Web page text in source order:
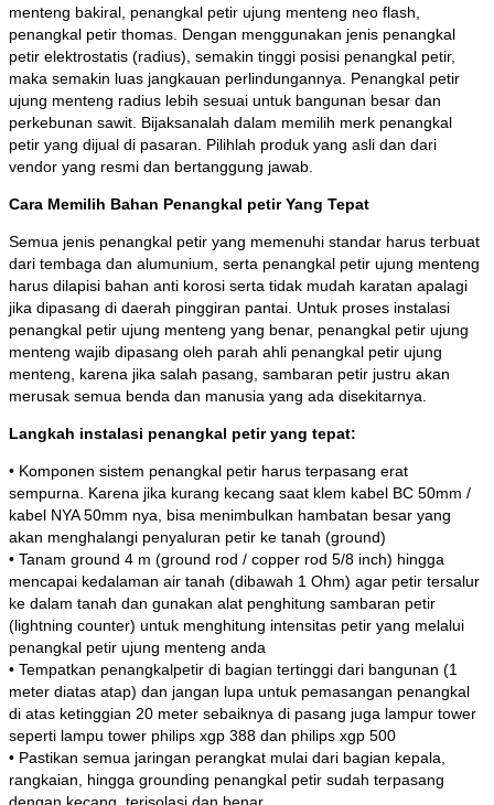
menteng bakiral, penangkal petir ujung menteng neo flash,
penangkal petir thomas. Dengan menggunakan jenis penangkal
petir elektrostatis (radius), semakin tinggi posisi penangkal petir,
maka semakin luas jangkauan perlindungannya. Penangkal petir
ujung menteng radius lebih sesuai untuk bangunan besar dan
perkebunan sawit. Bijaksanalah dalam memilih merk penangkal
petir yang dijual di pasaran. Pilihlah produk yang asli dan dari
vendor yang resmi dan bertanggung jawab.
Cara Memilih Bahan Penangkal petir Yang Tepat
Semua jenis penangkal petir yang memenuhi standar harus terbuat
dari tembaga dan alumunium, serta penangkal petir ujung menteng
harus dilapisi bahan anti korosi serta tidak mudah karatan apalagi
jika dipasang di daerah pinggiran pantai. Untuk proses instalasi
penangkal petir ujung menteng yang benar, penangkal petir ujung
menteng wajib dipasang oleh parah ahli penangkal petir ujung
menteng, karena jika salah pasang, sambaran petir justru akan
merusak semua benda dan manusia yang ada disekitarnya.
Langkah instalasi penangkal petir yang tepat:
• Komponen sistem penangkal petir harus terpasang erat
sempurna. Karena jika kurang kecang saat klem kabel BC 50mm /
kabel NYA 50mm nya, bisa menimbulkan hambatan besar yang
akan menghalangi penyaluran petir ke tanah (ground)
• Tanam ground 4 m (ground rod / copper rod 5/8 inch) hingga
mencapai kedalaman air tanah (dibawah 1 Ohm) agar petir tersalur
ke dalam tanah dan gunakan alat penghitung sambaran petir
(lightning counter) untuk menghitung intensitas petir yang melalui
penangkal petir ujung menteng anda
• Tempatkan penangkalpetir di bagian tertinggi dari bangunan (1
meter diatas atap) dan jangan lupa untuk pemasangan penangkal
di atas ketinggian 20 meter sebaiknya di pasang juga lampur tower
seperti lampu tower philips xgp 388 dan philips xgp 500
• Pastikan semua jaringan perangkat mulai dari bagian kepala,
rangkaian, hingga grounding penangkal petir sudah terpasang